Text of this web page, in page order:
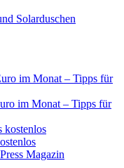
Solarduschen
im Monat – Tipps für
im Monat – Tipps für
kostenlos
Magazin